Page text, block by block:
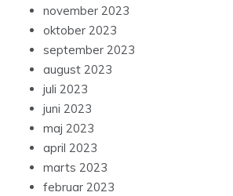
november 2023
oktober 2023
september 2023
august 2023
juli 2023
juni 2023
maj 2023
april 2023
marts 2023
februar 2023